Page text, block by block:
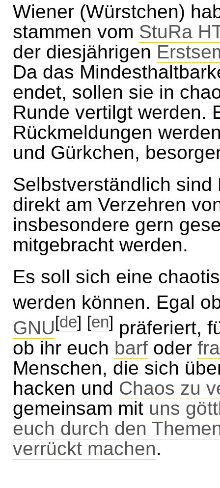
Wiener (Würstchen)
stammen vom StuRa
der diesjährigen
Da das
endet, sollen sie in
Runde vertilgt werden.
Rückmeldungen
und Gürkchen,
Selbstverständlich
direkt am Verzehren
insbesondere gern
mitgebracht werden.
Es soll sich eine
werden können. Egal
GNU[de] [en] präferiert,
ob ihr euch barf oder
Menschen, die sich
hacken und Chaos zu
gemeinsam mit uns
euch durch den
verrückt machen.